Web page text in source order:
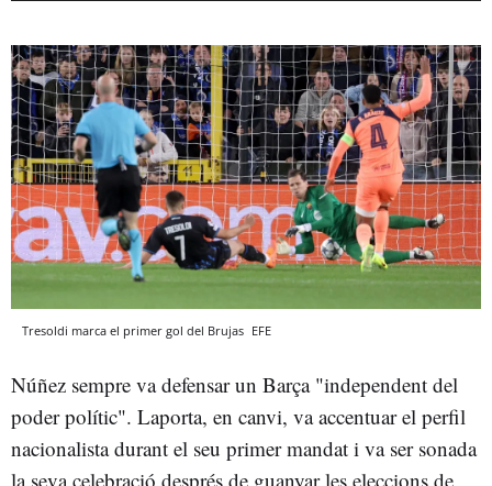
Tresoldi marca el primer gol del Brujas EFE
Núñez sempre va defensar un Barça "independent del
poder polític". Laporta, en canvi, va accentuar el perfil
nacionalista durant el seu primer mandat i va ser sonada
la seva celebració després de guanyar les eleccions de